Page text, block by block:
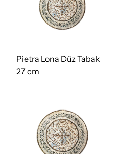
Pietra Lona Düz Tabak
27 cm